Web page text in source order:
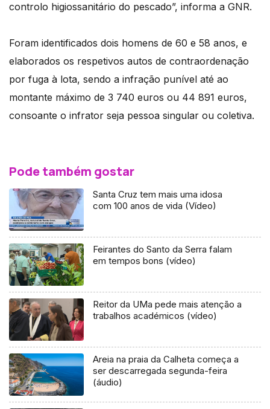
controlo higiossanitário do pescado”, informa a GNR.
Foram identificados dois homens de 60 e 58 anos, e
elaborados os respetivos autos de contraordenação
por fuga à lota, sendo a infração punível até ao
montante máximo de 3 740 euros ou 44 891 euros,
consoante o infrator seja pessoa singular ou coletiva.
Pode também gostar
Santa Cruz tem mais uma idosa
com 100 anos de vida (Vídeo)
Feirantes do Santo da Serra falam
em tempos bons (vídeo)
Reitor da UMa pede mais atenção a
trabalhos académicos (vídeo)
Areia na praia da Calheta começa a
ser descarregada segunda-feira
(áudio)